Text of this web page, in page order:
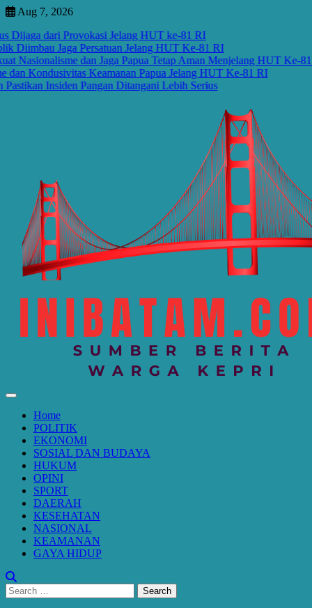
Skip
content
Aug 7, 2026
dari Provokasi Jelang HUT ke-81 RI
Jaga Persatuan Jelang HUT Ke-81 RI
dan Jaga Papua Tetap Aman Menjelang HUT Ke-81 RI
Keamanan Papua Jelang HUT Ke-81 RI
Insiden Pangan Ditangani Lebih Serius
Home
POLITIK
EKONOMI
SOSIAL DAN BUDAYA
HUKUM
OPINI
SPORT
DAERAH
KESEHATAN
NASIONAL
KEAMANAN
GAYA HIDUP
Search
for: